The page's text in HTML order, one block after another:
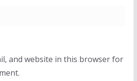
and website in this browser for